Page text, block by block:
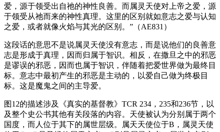
爱，源于领受出自祂的神性良善。而属灵天使对上帝之爱，源
于领受从祂而来的神性真理。这里的区别就如意志之爱与认知
之爱，或者就像火焰与其光的区别。”（AE831）
这段话的意思不是说属灵天使没有意志，而是说他们的良善意
志是形成于真理，因而归属于智识。相反，在撒旦之中的邪恶
是谬误的邪恶，因而也属于智识，伴随着把爱世界做为最终目
标。意志中最初产生的邪恶是主动的，以爱自己做为终极目
标。这是魔鬼之间的主导爱。
图12的描述涉及《真实的基督教》TCR 234，235和236节，以
及整个史公书其他有关段落的内容。天使被认为分别属于两个
国度，而人位于其下的属世层级。属天天使位于B，属灵天使